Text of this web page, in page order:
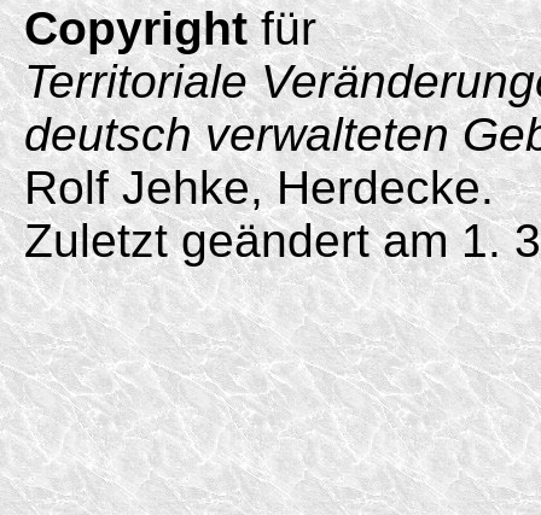
Copyrightfür
Territoriale
deutsch verwalteten
Rolf Jehke, Herdecke.
Zuletzt geändert am 1.